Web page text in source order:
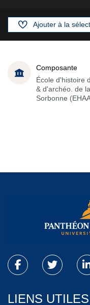
Ajouter à la
Composante
École d'histoire
& d'archéo. de la
Sorbonne
LIENS UTILES